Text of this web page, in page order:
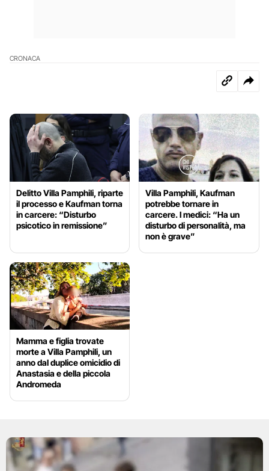
CRONACA
Delitto Villa Pamphili, riparte
il processo e Kaufman torna
in carcere: “Disturbo
psicotico in remissione”
Villa Pamphili, Kaufman
potrebbe tornare in
carcere. I medici: “Ha un
disturbo di personalità, ma
non è grave”
Mamma e figlia trovate
morte a Villa Pamphili, un
anno dal duplice omicidio di
Anastasia e della piccola
Andromeda